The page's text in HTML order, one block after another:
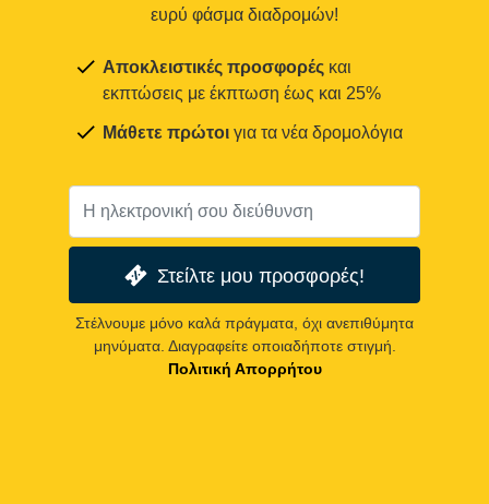
ευρύ φάσμα διαδρομών!
Αποκλειστικές προσφορές και
εκπτώσεις με έκπτωση έως και 25%
Μάθετε πρώτοι για τα νέα δρομολόγια
Στείλτε μου προσφορές!
Στέλνουμε μόνο καλά πράγματα, όχι ανεπιθύμητα
μηνύματα. Διαγραφείτε οποιαδήποτε στιγμή.
Πολιτική Απορρήτου